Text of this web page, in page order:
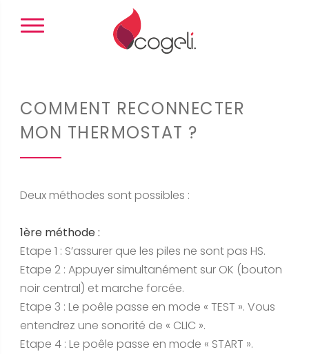
Panneau de gestion des cookies
COMMENT RECONNECTER
MON THERMOSTAT ?
Deux méthodes sont possibles :
1ère méthode :
Etape 1 : S’assurer que les piles ne sont pas HS.
Etape 2 : Appuyer simultanément sur OK (bouton
noir central) et marche forcée.
Etape 3 : Le poêle passe en mode « TEST ». Vous
entendrez une sonorité de « CLIC ».
Etape 4 : Le poêle passe en mode « START ».